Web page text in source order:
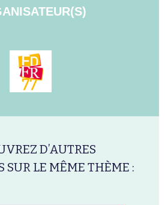
D’AUTRES
SUR LE MÊME THÈME :